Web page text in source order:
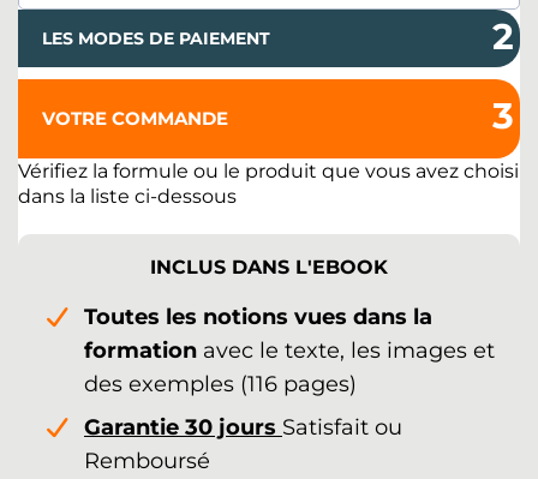
LES MODES DE PAIEMENT 2
VOTRE COMMANDE 3
Vérifiez la formule ou le produit que vous avez choisi
dans la liste ci-dessous
INCLUS DANS L'EBOOK
Toutes les notions vues dans la
formation avec le texte, les images et
des exemples (116 pages)
Garantie 30 jours Satisfait ou
Remboursé